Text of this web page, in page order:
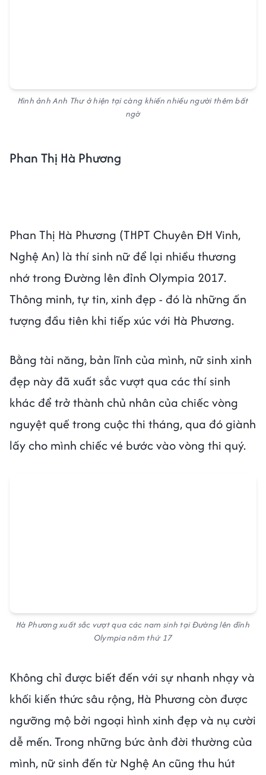
Hình ảnh Anh Thư ở hiện tại càng khiến nhiều người thêm bất
ngờ
Phan Thị Hà Phương
Phan Thị Hà Phương (THPT Chuyên ĐH Vinh,
Nghệ An) là thí sinh nữ để lại nhiều thương
nhớ trong Đường lên đỉnh Olympia 2017.
Thông minh, tự tin, xinh đẹp - đó là những ấn
tượng đầu tiên khi tiếp xúc với Hà Phương.
Bằng tài năng, bản lĩnh của mình, nữ sinh xinh
đẹp này đã xuất sắc vượt qua các thí sinh
khác để trở thành chủ nhân của chiếc vòng
nguyệt quế trong cuộc thi tháng, qua đó giành
lấy cho mình chiếc vé bước vào vòng thi quý.
Hà Phương xuất sắc vượt qua các nam sinh tại Đường lên đỉnh
Olympia năm thứ 17
Không chỉ được biết đến với sự nhanh nhạy và
khối kiến thức sâu rộng, Hà Phương còn được
ngưỡng mộ bởi ngoại hình xinh đẹp và nụ cười
dễ mến. Trong những bức ảnh đời thường của
mình, nữ sinh đến từ Nghệ An cũng thu hút